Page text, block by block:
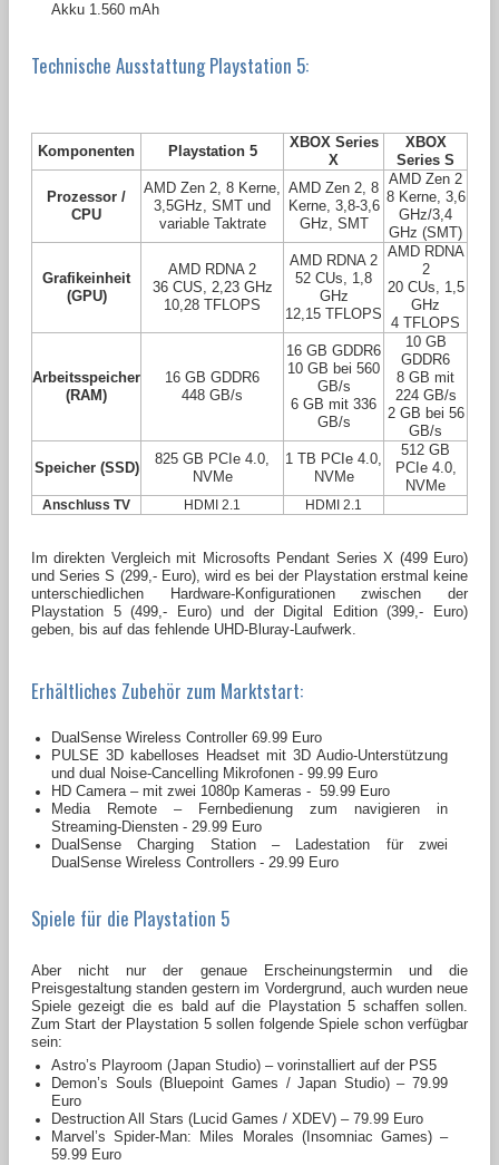
Akku 1.560 mAh
Technische Ausstattung Playstation 5:
Komponenten Playstation 5
XBOX Series
X
XBOX
Series S
Prozessor /
CPU
AMD Zen 2, 8 Kerne,
3,5GHz, SMT und
variable Taktrate
AMD Zen 2, 8
Kerne, 3,8-3,6
GHz, SMT
AMD Zen 2
8 Kerne, 3,6
GHz/3,4
GHz (SMT)
Grafikeinheit
(GPU)
AMD RDNA 2
36 CUS, 2,23 GHz
10,28 TFLOPS
AMD RDNA 2
52 CUs, 1,8
GHz
12,15 TFLOPS
AMD RDNA
2
20 CUs, 1,5
GHz
4 TFLOPS
Arbeitsspeicher
(RAM)
16 GB GDDR6
448 GB/s
16 GB GDDR6
10 GB bei 560
GB/s
6 GB mit 336
GB/s
10 GB
GDDR6
8 GB mit
224 GB/s
2 GB bei 56
GB/s
Speicher (SSD)
825 GB PCIe 4.0,
NVMe
1 TB PCIe 4.0,
NVMe
512 GB
PCIe 4.0,
NVMe
Anschluss TV HDMI 2.1 HDMI 2.1
Im direkten Vergleich mit Microsofts Pendant Series X (499 Euro)
und Series S (299,- Euro), wird es bei der Playstation erstmal keine
unterschiedlichen Hardware-Konfigurationen zwischen der
Playstation 5 (499,- Euro) und der Digital Edition (399,- Euro)
geben, bis auf das fehlende UHD-Bluray-Laufwerk.
Erhältliches Zubehör zum Marktstart:
DualSense Wireless Controller 69.99 Euro
PULSE 3D kabelloses Headset mit 3D Audio-Unterstützung
und dual Noise-Cancelling Mikrofonen - 99.99 Euro
HD Camera – mit zwei 1080p Kameras - 59.99 Euro
Media Remote – Fernbedienung zum navigieren in
Streaming-Diensten - 29.99 Euro
DualSense Charging Station – Ladestation für zwei
DualSense Wireless Controllers - 29.99 Euro
Spiele für die Playstation 5
Aber nicht nur der genaue Erscheinungstermin und die
Preisgestaltung standen gestern im Vordergrund, auch wurden neue
Spiele gezeigt die es bald auf die Playstation 5 schaffen sollen.
Zum Start der Playstation 5 sollen folgende Spiele schon verfügbar
sein:
Astro’s Playroom (Japan Studio) – vorinstalliert auf der PS5
Demon’s Souls (Bluepoint Games / Japan Studio) – 79.99
Euro
Destruction All Stars (Lucid Games / XDEV) – 79.99 Euro
Marvel’s Spider-Man: Miles Morales (Insomniac Games) –
59.99 Euro